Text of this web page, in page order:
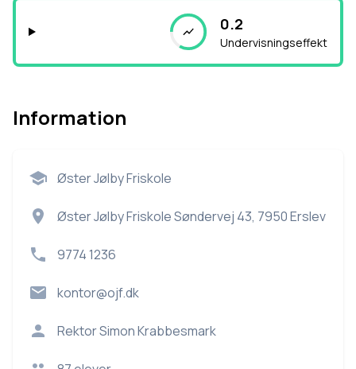
0.2
Undervisningseffekt
Information
Øster Jølby Friskole
Øster Jølby Friskole Søndervej 43, 7950 Erslev
9774 1236
kontor@ojf.dk
RektorSimon Krabbesmark